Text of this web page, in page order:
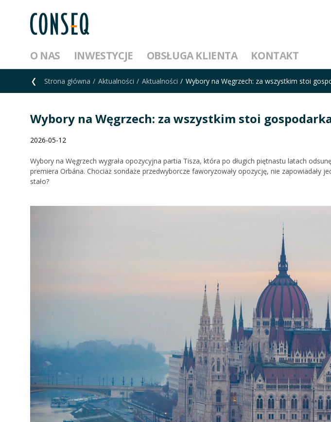
O NAS INWESTYCJE OBSŁUGA KLIENTA KONTAKT
Strona główna Aktualności Aktualności Wybory na Węgrzech: za wszystkim stoi
Wybory na Węgrzech: za wszystkim stoi
2026-05-12
Wybory na Węgrzech wygrała opozycyjna partia Tisza, która po długich piętnastu latach
premiera Orbána. Chociaż sondaże przedwyborcze faworyzowały opozycję, nie zapowiadały
stało?